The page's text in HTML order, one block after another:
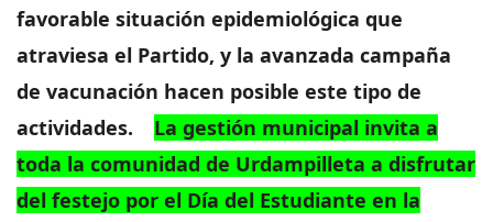
favorable situación epidemiológica que
atraviesa el Partido, y la avanzada campaña
de vacunación hacen posible este tipo de
actividades.
La gestión municipal invita a
toda la comunidad de Urdampilleta a disfrutar
del festejo por el Día del Estudiante en la